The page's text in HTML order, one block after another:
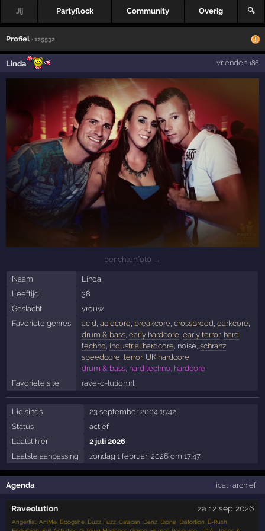
Jij Partyflock Community Overig 🔍
Profiel · 125532
Linda vrienden,186
berichtenfoto →
Naam
Linda
Leeftijd
38
Geslacht
vrouw
Favoriete genres
acid acidcore breakcore crossbreed darkcore
drum & bass, early hardcore early terror, hard
techno, industrial hardcore , noise, schranz,
speedcore terror, UK hardcore
drum & bass, hard techno, hardcore
Favoriete site
rave-o-lution.nl
Lid sinds
23 september 2004 15:42
Status
actief
Laatst hier
2 juli 2026
Laatste aanpassing
zondag 1 februari 2026 om 17:47
Agenda ical · archief
Raveolution za 12 sep 2026
Angerfist ,AniMe Boogshe Buzz Fuzz ,Catscan Denz Dione Distortion E-Rush